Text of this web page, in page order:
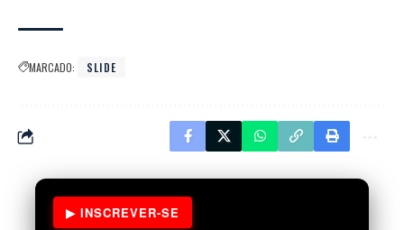
MARCADO: SLIDE
▶ INSCREVER-SE